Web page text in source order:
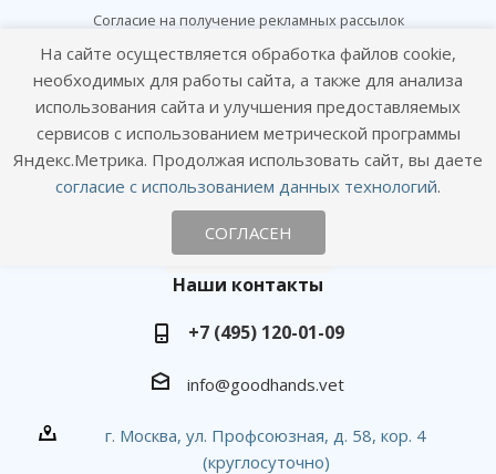
Согласие на получение рекламных рассылок
Онлайн консультация
Оставайтесь на связи
Наши контакты
+7 (495) 120-01-09
info@goodhands.vet
г. Москва, ул. Профсоюзная, д. 58, кор. 4
(круглосуточно)
На сайте осуществляется обработка файлов cookie,
необходимых для работы сайта, а также для анализа
использования сайта и улучшения предоставляемых
сервисов с использованием метрической программы
Яндекс.Метрика. Продолжая использовать сайт, вы даете
согласие с использованием данных технологий.
СОГЛАСЕН